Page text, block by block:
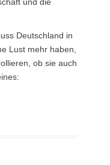
Deutschland in
Lust mehr haben,
ob sie auch